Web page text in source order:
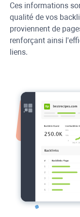
Ces informations
qualité de vos
proviennent de
renforçant ainsi
liens.